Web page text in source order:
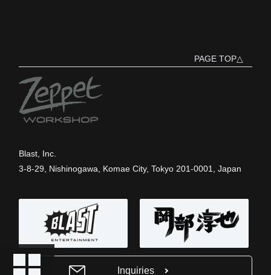
PAGE TOP△
Blast, Inc.
3-8-29, Nishinogawa, Komae City, Tokyo 201-0001, Japan
Inquiries